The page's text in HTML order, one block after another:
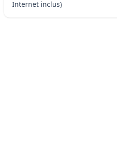
Internet inclus)